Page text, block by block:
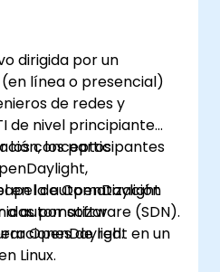
dirigida por un
línea o presencial)
de redes y
de nivel principiante
los conceptos
en la automatización
a automatizar
de red.
los participantes
de OpenDaylight
por software (SDN).
OpenDaylight en un
Linux.